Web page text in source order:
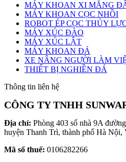
MÁY KHOAN XI MĂNG
MÁY KHOAN CỌC NHỒI
ROBOT ÉP CỌC THỦY
MÁY XÚC ĐÀO
MÁY XÚC LẬT
MÁY KHOAN ĐÁ
XE NÂNG NGƯỜI LÀM
THIẾT BỊ NGHIỀN ĐÁ
Thông tin liên hệ
CÔNG TY TNHH
Địa chỉ: Phòng 403 số nhà 9A
huyện Thanh Trì, thành phố Hà Nội,
Mã số thuế: 0106282266